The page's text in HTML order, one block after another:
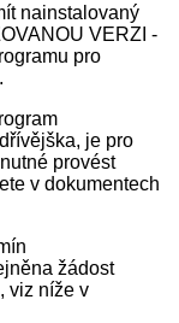
nainstalovaný
VERZI -
pro
.
je pro
provést
v dokumentech
žádost
viz níže v